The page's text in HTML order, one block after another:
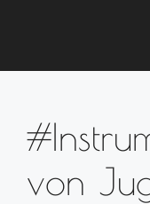
springen
von